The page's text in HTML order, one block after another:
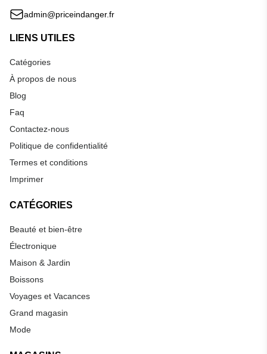
admin@priceindanger.fr
LIENS UTILES
Catégories
À propos de nous
Blog
Faq
Contactez-nous
Politique de confidentialité
Termes et conditions
Imprimer
CATÉGORIES
Beauté et bien-être
Électronique
Maison & Jardin
Boissons
Voyages et Vacances
Grand magasin
Mode